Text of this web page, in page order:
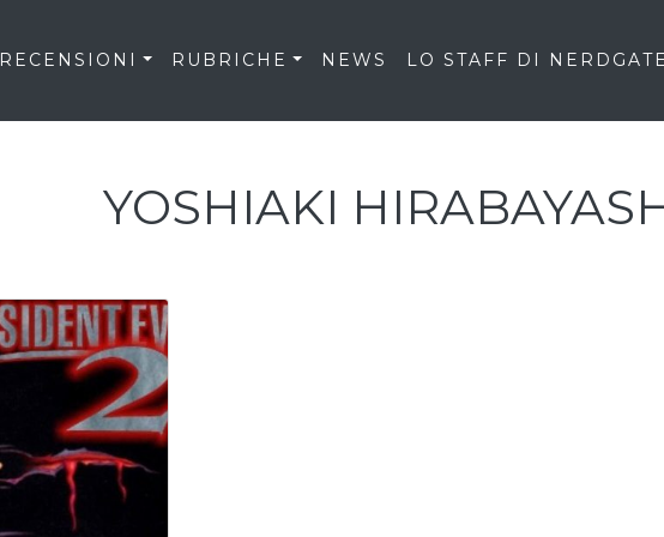
RECENSIONI RUBRICHE NEWS LO STAFF DI
YOSHIAKI